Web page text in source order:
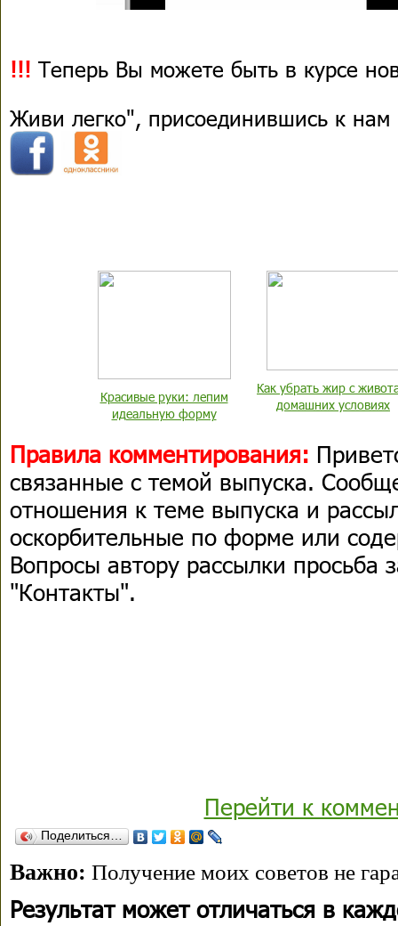
!!! Теперь Вы можете быть в курсе
Живи легко", присоединившись к
Красивые руки: лепим
идеальную форму
Как убрать жир с
домашних условиях
Правила комментирования:
связанные с темой выпуска.
отношения к теме выпуска и
оскорбительные по форме или
Вопросы автору рассылки просьба
"Контакты".
Перейти к
Поделиться…
Важно: Получение моих советов не
Результат может отличаться в